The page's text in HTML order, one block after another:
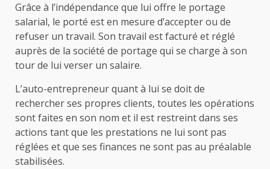
Grâce à l’indépendance que lui offre le portage
salarial, le porté est en mesure d’accepter ou de
refuser un travail. Son travail est facturé et réglé
auprès de la société de portage qui se charge à son
tour de lui verser un salaire.
L’auto-entrepreneur quant à lui se doit de
rechercher ses propres clients, toutes les opérations
sont faites en son nom et il est restreint dans ses
actions tant que les prestations ne lui sont pas
réglées et que ses finances ne sont pas au préalable
stabilisées.